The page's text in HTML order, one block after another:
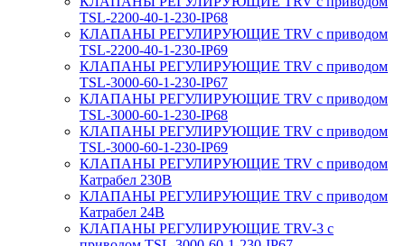
TSL-2200-40-1-230-IP68
КЛАПАНЫ РЕГУЛИРУЮЩИЕ TRV с приводом
TSL-2200-40-1-230-IP69
КЛАПАНЫ РЕГУЛИРУЮЩИЕ TRV с приводом
TSL-3000-60-1-230-IP67
КЛАПАНЫ РЕГУЛИРУЮЩИЕ TRV с приводом
TSL-3000-60-1-230-IP68
КЛАПАНЫ РЕГУЛИРУЮЩИЕ TRV с приводом
TSL-3000-60-1-230-IP69
КЛАПАНЫ РЕГУЛИРУЮЩИЕ TRV с приводом
Катрабел 230В
КЛАПАНЫ РЕГУЛИРУЮЩИЕ TRV с приводом
Катрабел 24В
КЛАПАНЫ РЕГУЛИРУЮЩИЕ TRV-3 с